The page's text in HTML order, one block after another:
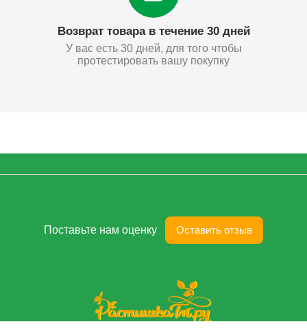
Возврат товара в течение 30 дней
У вас есть 30 дней, для того чтобы
протестировать вашу покупку
Поставьте нам оценку Оставить отзыв